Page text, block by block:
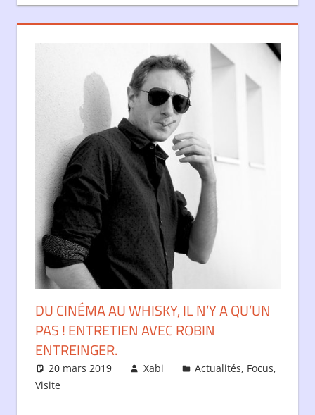
DU CINÉMA AU WHISKY, IL N’Y A QU’UN
PAS ! ENTRETIEN AVEC ROBIN
ENTREINGER.
20 mars 2019 Xabi Actualités, Focus,
Visite